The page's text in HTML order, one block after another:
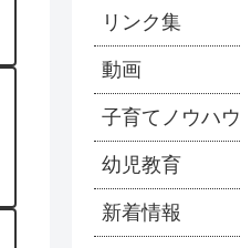
リンク集
動画
子育てノウハウ
幼児教育
新着情報